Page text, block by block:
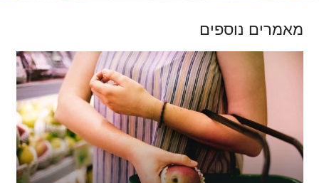
מאמרים נוספים